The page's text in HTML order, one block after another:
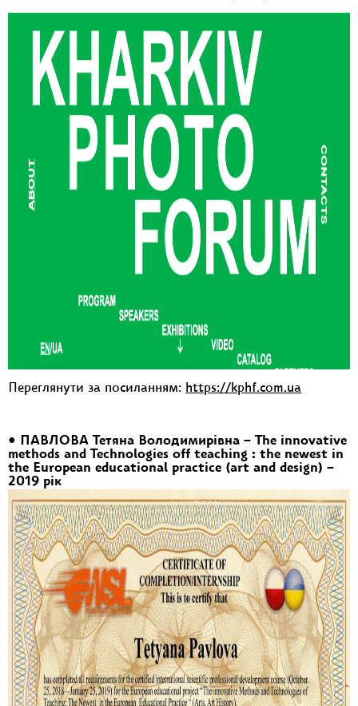
Переглянути за посиланням: https://kphf.com.ua
• ПАВЛОВА Тетяна Володимирівна – The innovative
methods and Technologies off teaching : the newest in
the European educational practice (art and design) –
2019 рік